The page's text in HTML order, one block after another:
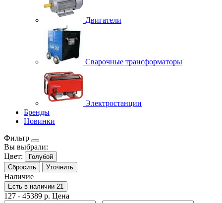
Двигатели
Сварочные трансформаторы
Электростанции
Бренды
Новинки
Фильтр
Вы выбрали:
Цвет:
Голубой
Сбросить
Уточнить
Наличие
Есть в наличии 21
127 - 45389 р. Цена